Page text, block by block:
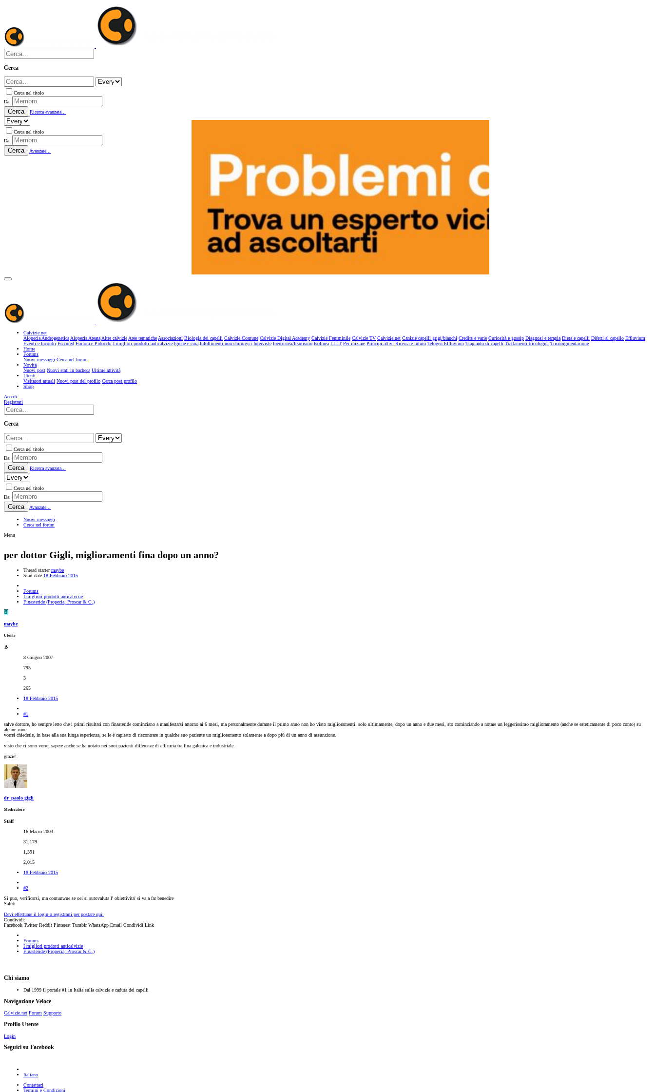
Cerca
Cerca nel titolo
Da:
Cerca Ricerca avanzata...
Cerca nel titolo
Da:
Cerca Avanzate...
Calvizie.net
Alopecia AndrogeneticaAlopecia AreataAltre calvizieAree tematicheAssociazioni Biologia dei capelli Calvizie Comune Calvizie Digital Academy Calvizie Femminile Calvizie TV Calvizie.net Canizie capelli grigi/bianchi Credits e varie Curiosità e gossip Diagnosi e terapia Dieta e capelli Difetti al capello Effluvium
Eventi e Incontri Featured Forfora e Pidocchi I migliori prodotti anticalvizie Igiene e cura Infoltimenti non chirurgici Interviste Ipertricosi/Irsutismo Isolinea LLLT Per iniziare Principi attivi Ricerca e futuro Telogen Effluvium Trapianto di capelli Trattamenti tricologici Tricopigmentazione
Home
Forums
Nuovi messaggi Cerca nel forum
Novità
Nuovi post Nuovi stati in bacheca Ultime attività
Utenti
Visitatori attuali Nuovi post del profilo Cerca post profilo
Shop
Accedi
Registrati
Cerca
Cerca nel titolo
Da:
Cerca Ricerca avanzata...
Cerca nel titolo
Da:
Cerca Avanzate...
Nuovi messaggi
Cerca nel forum
Menu
per dottor Gigli, miglioramenti fina dopo un anno?
Thread starter maybe
Start date 18 Febbraio 2015
Forums
I migliori prodotti anticalvizie
Finasteride (Propecia, Proscar & C.)
M
maybe
Utente
8 Giugno 2007
795
3
265
18 Febbraio 2015
#1
salve dottore, ho sempre letto che i primi risultati con finasteride cominciano a manifestarsi attorno ai 6 mesi, ma personalmente durante il primo anno non ho visto miglioramenti. solo ultimamente, dopo un anno e due mesi, sto cominciando a notare un leggerissimo miglioramento (anche se esteticamente di poco conto) su
alcune zone.
vorrei chiederle, in base alla sua lunga esperienza, se le è capitato di riscontrare in qualche suo paziente un miglioramento solamente a dopo più di un anno di assunzione.
visto che ci sono vorrei sapere anche se ha notato nei suoi pazienti differenze di efficacia tra fina galenica e industriale.
grazie!
dr_paolo gigli
Moderatore
Staff
16 Marzo 2003
31,179
1,391
2,015
18 Febbraio 2015
#2
Si puo, verificsrsi, ma comunwue se oei si sutovaluta l' obiettivita' si va a far benedire
Saluti
Devi effettuare il login o registrarti per postare qui.
Condividi:
Facebook Twitter Reddit Pinterest Tumblr WhatsApp Email Condividi Link
Forums
I migliori prodotti anticalvizie
Finasteride (Propecia, Proscar & C.)
Chi siamo
Dal 1999 il portale #1 in Italia sulla calvizie e caduta dei capelli
Navigazione Veloce
Calvizie.net Forum Supporto
Profilo Utente
Login
Seguici su Facebook
Italiano
Contattaci
Termini e Condizioni